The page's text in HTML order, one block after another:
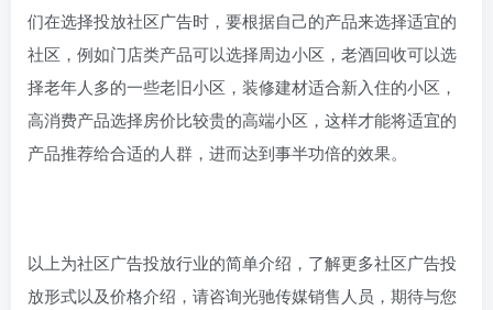
们在选择投放社区广告时，要根据自己的产品来选择适宜的
社区，例如门店类产品可以选择周边小区，老酒回收可以选
择老年人多的一些老旧小区，装修建材适合新入住的小区，
高消费产品选择房价比较贵的高端小区，这样才能将适宜的
产品推荐给合适的人群，进而达到事半功倍的效果。
以上为社区广告投放行业的简单介绍，了解更多社区广告投
放形式以及价格介绍，请咨询光驰传媒销售人员，期待与您